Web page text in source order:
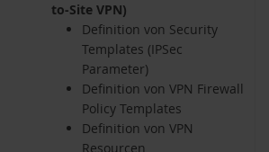
to-Site VPN)
Definition von Security
Templates (IPSec
Parameter)
Definition von VPN Firewall
Policy Templates
Definition von VPN
Resourcen